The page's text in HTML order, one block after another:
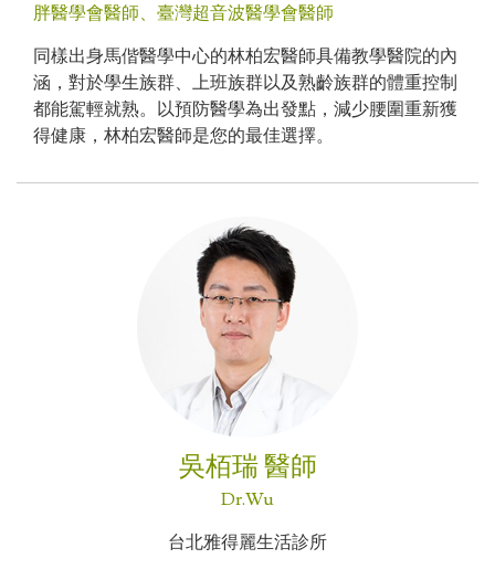
胖醫學會醫師、臺灣超音波醫學會醫師
同樣出身馬偕醫學中心的林柏宏醫師具備教學醫院的內
涵，對於學生族群、上班族群以及熟齡族群的體重控制
都能駕輕就熟。以預防醫學為出發點，減少腰圍重新獲
得健康，林柏宏醫師是您的最佳選擇。
吳栢瑞 醫師
Dr.Wu
台北雅得麗生活診所